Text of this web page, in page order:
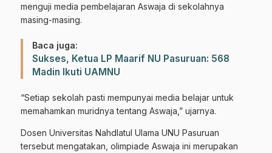
menguji media pembelajaran Aswaja di sekolahnya
masing-masing.
Baca juga:
Sukses, Ketua LP Maarif NU Pasuruan: 568
Madin Ikuti UAMNU
“Setiap sekolah pasti mempunyai media belajar untuk
memahamkan muridnya tentang Aswaja,” ujarnya.
Dosen Universitas Nahdlatul Ulama UNU Pasuruan
tersebut mengatakan, olimpiade Aswaja ini merupakan